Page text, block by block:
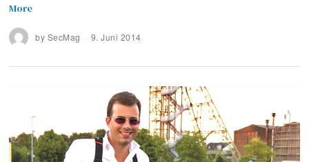
More
by SecMag 9. Juni 2014